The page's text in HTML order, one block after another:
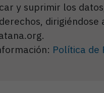
y suprimir los
dirigiéndose
Política de